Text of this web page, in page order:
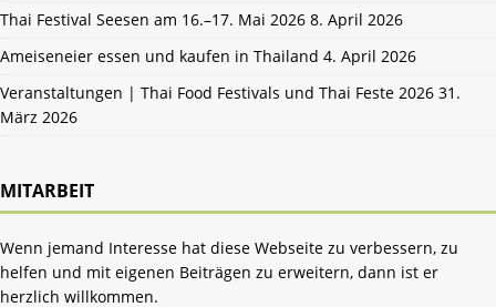
Thai Festival Seesen am 16.–17. Mai 2026 8. April 2026
Ameiseneier essen und kaufen in Thailand 4. April 2026
Veranstaltungen | Thai Food Festivals und Thai Feste 2026 31.
März 2026
MITARBEIT
Wenn jemand Interesse hat diese Webseite zu verbessern, zu
helfen und mit eigenen Beiträgen zu erweitern, dann ist er
herzlich willkommen.